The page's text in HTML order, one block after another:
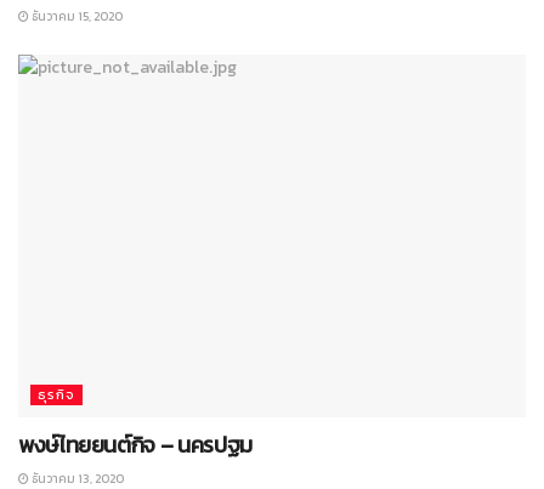
ธันวาคม 15, 2020
ธุรกิจ
พงษ์ไทยยนต์กิจ – นครปฐม
ธันวาคม 13, 2020